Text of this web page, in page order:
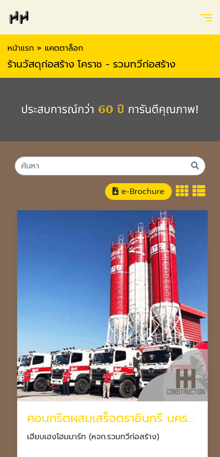
หน้าแรก » แคตตาล็อก
ร้านวัสดุก่อสร้าง โคราช - รวมทวีก่อสร้าง
e-Brochure
คอนกรีตผสมเสร็จตราอินทรี นครราชสีมา
เฮียบเฮงโฮมมาร์ท (หจก.รวมทวีก่อสร้าง)